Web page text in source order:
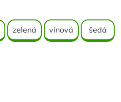
zelená vínová šedá